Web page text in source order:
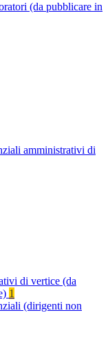
(da pubblicare in
amministrativi di
di vertice (da
1
(dirigenti non